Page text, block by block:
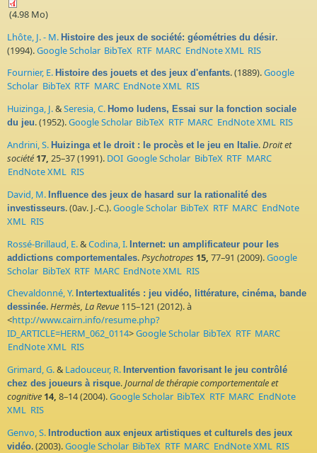
(4.98 Mo)
Lhôte, J. - M. Histoire des jeux de société: géométries du désir.
(1994).Google Scholar BibTeX RTF MARC EndNote XML RIS
Fournier, E. Histoire des jouets et des jeux d'enfants. (1889).Google
Scholar BibTeX RTF MARC EndNote XML RIS
Huizinga, J.&Seresia, C. Homo ludens, Essai sur la fonction sociale
du jeu. (1952).Google Scholar BibTeX RTF MARC EndNote XML RIS
Andrini, S. Huizinga et le droit : le procès et le jeu en Italie.Droit et
société 17, 25–37 (1991). DOI Google Scholar BibTeX RTF MARC
EndNote XML RIS
David, M. Influence des jeux de hasard sur la rationalité des
investisseurs. (0av. J.-C.).Google Scholar BibTeX RTF MARC EndNote
XML RIS
Rossé-Brillaud, E.&Codina, I. Internet: un amplificateur pour les
addictions comportementales.Psychotropes 15, 77–91 (2009).Google
Scholar BibTeX RTF MARC EndNote XML
RIS
Chevaldonné, Y. Intertextualités : jeu vidéo, littérature, cinéma, bande
dessinée.Hermès, La Revue 115–121 (2012). à
<http://www.cairn.info/resume.php?
ID_ARTICLE=HERM_062_0114>Google Scholar BibTeX RTF MARC
EndNote XML RIS
Grimard, G.& Ladouceur, R. Intervention favorisant le jeu contrôlé
chez des joueurs à risque.Journal de thérapie comportementale et
cognitive 14, 8–14 (2004).Google Scholar BibTeX RTF MARC EndNote
XML RIS
Genvo, S. Introduction aux enjeux artistiques et culturels des jeux
vidéo. (2003).Google Scholar BibTeX RTF MARC EndNote XML RIS